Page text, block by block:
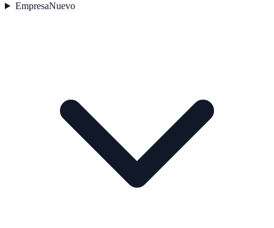
EmpresaNuevo